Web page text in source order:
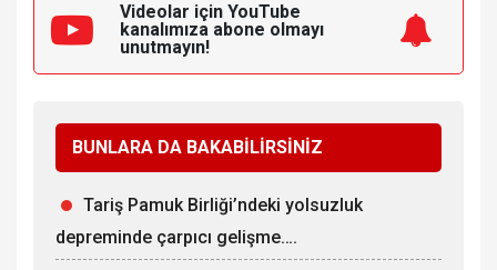
Videolar için YouTube
kanalımıza abone olmayı
unutmayın!
BUNLARA DA BAKABİLİRSİNİZ
Tariş Pamuk Birliği’ndeki yolsuzluk
depreminde çarpıcı gelişme….